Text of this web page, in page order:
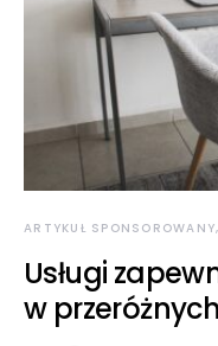
ARTYKUŁ SPONSOROWANY
Usługi
w